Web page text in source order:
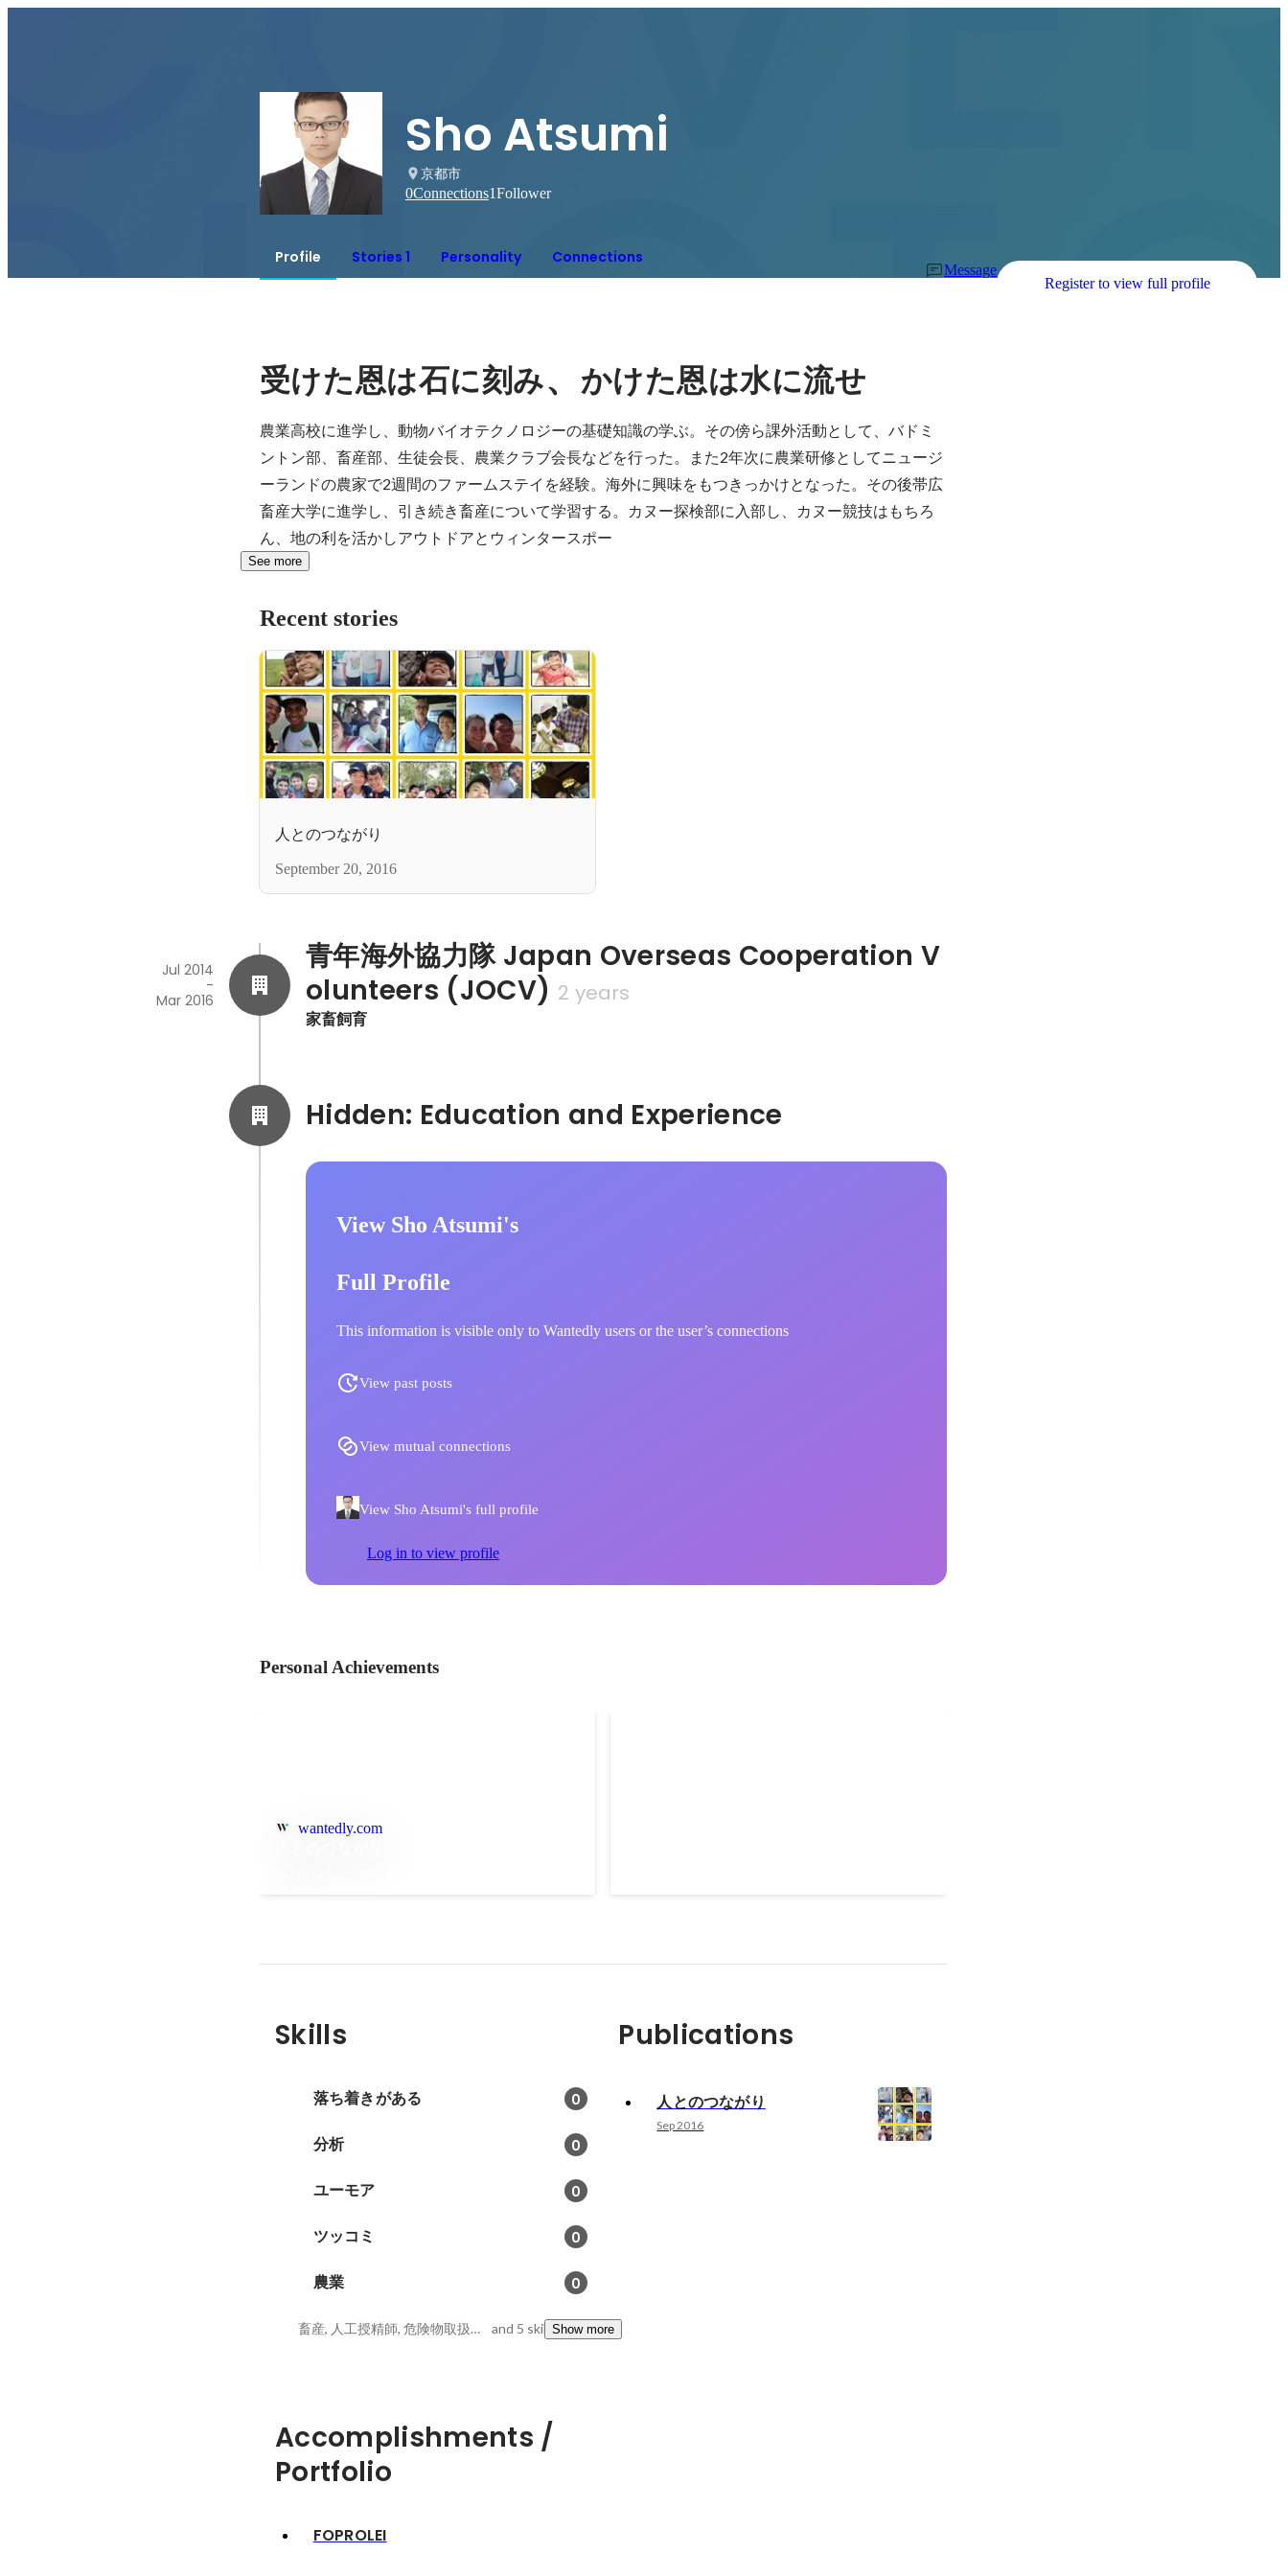
Sho Atsumi
京都市
0Connections1Follower
Profile Stories 1 Personality Connections
Message
Register to view full profile
受けた恩は石に刻み、 かけた恩は水に流せ
農業高校に進学し、動物バイオテクノロジーの基礎知識の学ぶ。その傍ら課外活動として、バドミ
ントン部、畜産部、生徒会長、農業クラブ会長などを行った。また2年次に農業研修としてニュージ
ーランドの農家で2週間のファームステイを経験。海外に興味をもつきっかけとなった。その後帯広
畜産大学に進学し、引き続き畜産について学習する。カヌー探検部に入部し、カヌー競技はもちろ
ん、地の利を活かしアウトドアとウィンタースポー
See more
Recent stories
人とのつながり
September 20, 2016
青年海外協力隊 Japan Overseas Cooperation V
olunteers (JOCV) 2 years
家畜飼育
Jul 2014
-
Mar 2016
View Sho Atsumi's
Full Profile
This information is visible only to Wantedly users or the user’s connections
View past posts
View mutual connections
View Sho Atsumi's full profile
Log in to view profile
Personal Achievements
wantedly.com
Skills
落ち着きがある 0
分析 0
ユーモア 0
ツッコミ 0
農業 0
畜産, 人工授精師, 危険物取扱者乙種第四類 and 5 skillsShow more
Publications
人とのつながり
Sep 2016
Accomplishments /
Portfolio
FOPROLEI